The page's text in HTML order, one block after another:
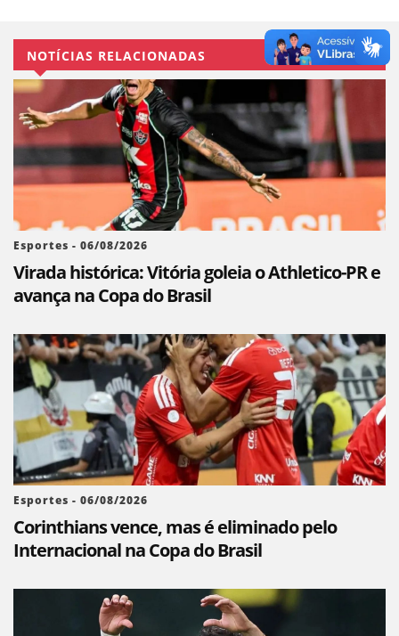
NOTÍCIAS RELACIONADAS
Esportes - 06/08/2026
Virada histórica: Vitória goleia o Athletico-PR e
avança na Copa do Brasil
Esportes - 06/08/2026
Corinthians vence, mas é eliminado pelo
Internacional na Copa do Brasil